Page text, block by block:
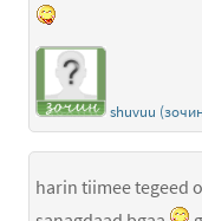
shuvuu
harin tiimee tegeed